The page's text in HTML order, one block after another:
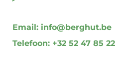
Email: info@berghut.be
Telefoon: +32 52 47 85 22